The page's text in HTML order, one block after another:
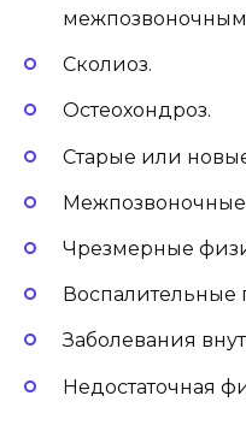
Сколиоз.
Остеохондроз.
Старые или
Чрезмерные
Воспалительные
Заболевания
Недостаточная